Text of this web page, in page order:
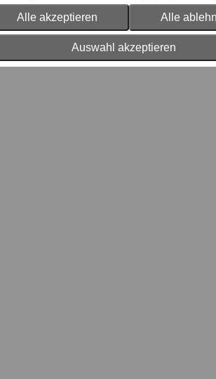
Alle akzeptieren Alle
Auswahl akzeptieren